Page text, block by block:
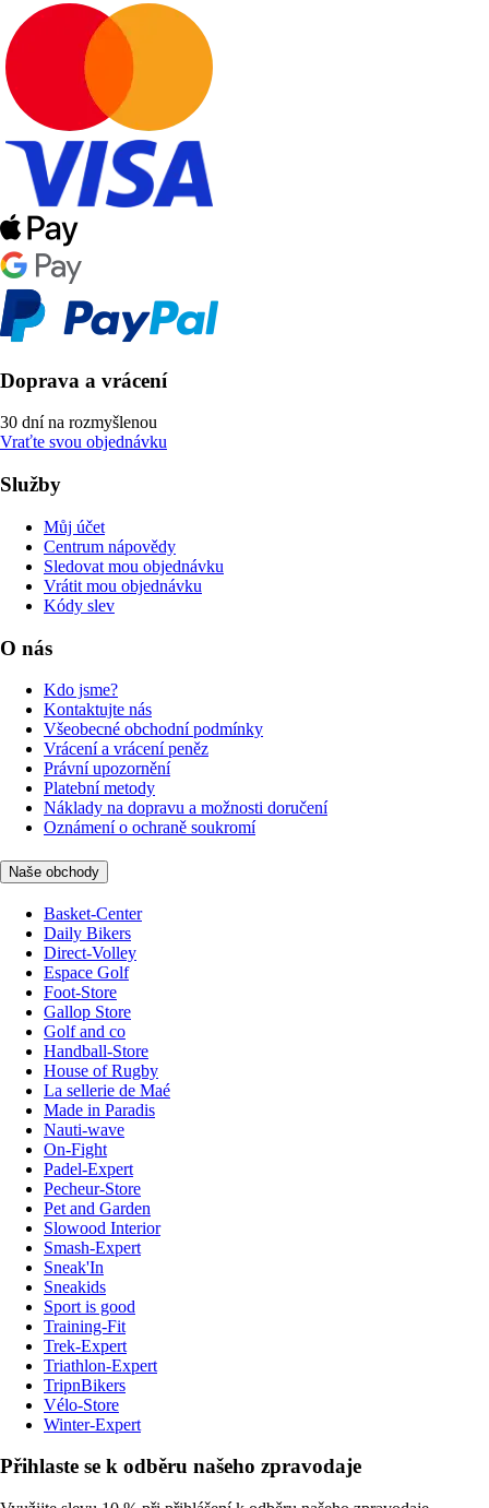
Doprava a vrácení
30 dní na rozmyšlenou
Vraťte svou objednávku
Služby
Můj účet
Centrum nápovědy
Sledovat mou objednávku
Vrátit mou objednávku
Kódy slev
O nás
Kdo jsme?
Kontaktujte nás
Všeobecné obchodní podmínky
Vrácení a vrácení peněz
Právní upozornění
Platební metody
Náklady na dopravu a možnosti doručení
Oznámení o ochraně soukromí
Naše obchody
Basket-Center
Daily Bikers
Direct-Volley
Espace Golf
Foot-Store
Gallop Store
Golf and co
Handball-Store
House of Rugby
La sellerie de Maé
Made in Paradis
Nauti-wave
On-Fight
Padel-Expert
Pecheur-Store
Pet and Garden
Slowood Interior
Smash-Expert
Sneak'In
Sneakids
Sport is good
Training-Fit
Trek-Expert
Triathlon-Expert
TripnBikers
Vélo-Store
Winter-Expert
Přihlaste se k odběru našeho zpravodaje